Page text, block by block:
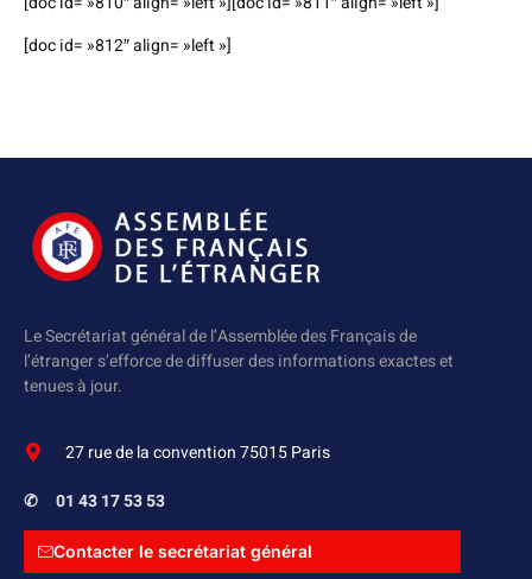
[doc id= »812″ align= »left »]
Le Secrétariat général de l’Assemblée des Français de
l’étranger s’efforce de diffuser des informations exactes et
tenues à jour.
27 rue de la convention 75015 Paris
✆ 01 43 17 53 53
Contacter le secrétariat général